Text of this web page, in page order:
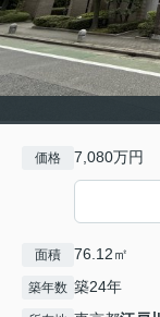
価格 7,080万円
面積 76.12㎡
築年数 築24年